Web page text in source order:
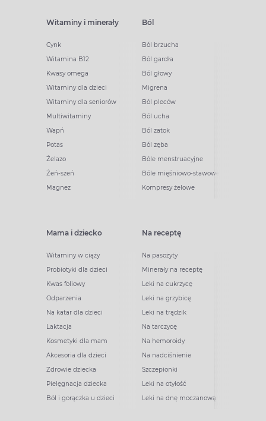
Witaminy i minerały
Cynk
Witamina B12
Kwasy omega
Witaminy dla dzieci
Witaminy dla seniorów
Multiwitaminy
Wapń
Potas
Żelazo
Żeń-szeń
Magnez
Ból
Ból brzucha
Ból gardła
Ból głowy
Migrena
Ból pleców
Ból ucha
Ból zatok
Ból zęba
Bóle menstruacyjne
Bóle mięśniowo-stawowe
Kompresy żelowe
Mama i dziecko
Witaminy w ciąży
Probiotyki dla dzieci
Kwas foliowy
Odparzenia
Na katar dla dzieci
Laktacja
Kosmetyki dla mam
Akcesoria dla dzieci
Zdrowie dziecka
Pielęgnacja dziecka
Ból i gorączka u dzieci
Na receptę
Na pasożyty
Minerały na receptę
Leki na cukrzycę
Leki na grzybicę
Leki na trądzik
Na tarczycę
Na hemoroidy
Na nadciśnienie
Szczepionki
Leki na otyłość
Leki na dnę moczanową